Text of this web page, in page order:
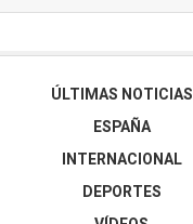
ÚLTIMAS NOTICIAS
ESPAÑA
INTERNACIONAL
DEPORTES